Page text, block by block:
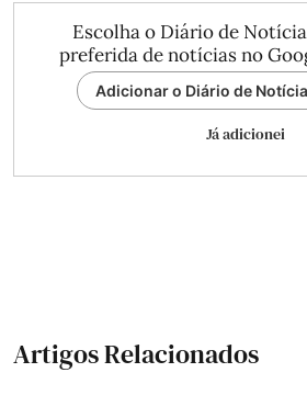
Escolha o Diário de
preferida de notícias no
Adicionar o Diário de
Já adicionei
Artigos Relacionados